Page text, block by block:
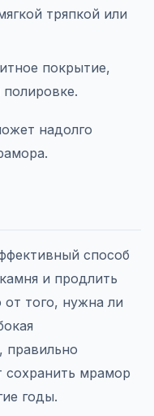
тряпкой или
покрытие,
надолго
способ
и продлить
того, нужна ли
правильно
мрамор
годы.